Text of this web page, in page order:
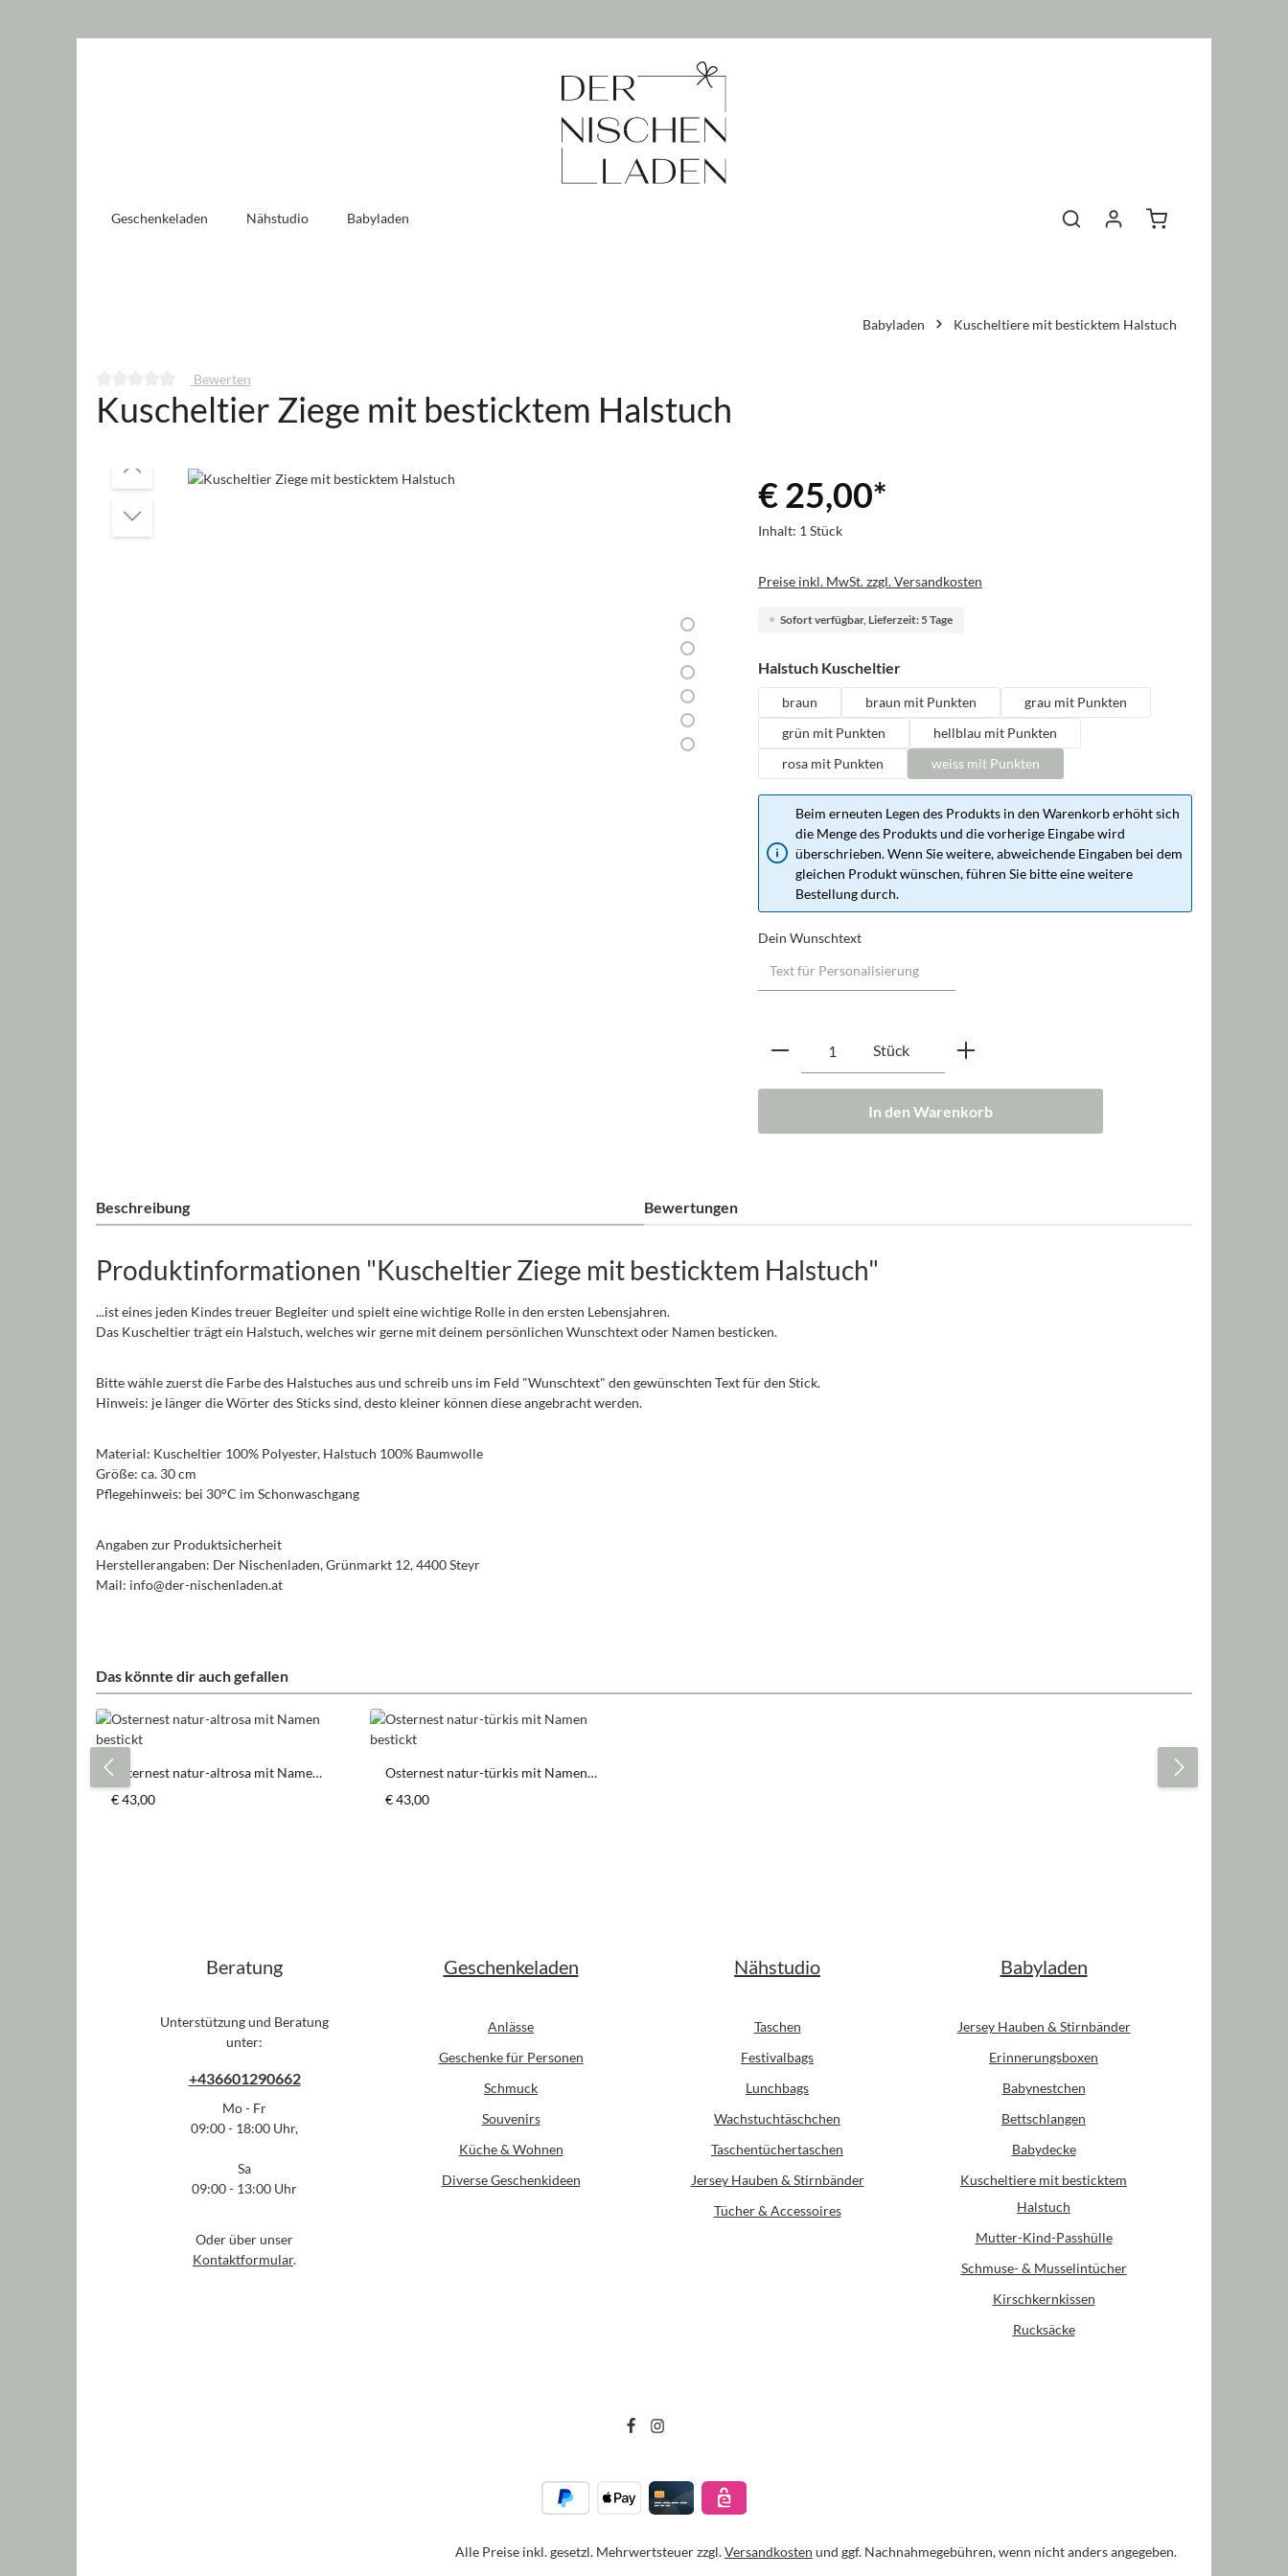
Geschenkeladen Nähstudio Babyladen
Warenkorb enthält 0
Babyladen Kuscheltiere mit besticktem Halstuch
Durchschnittliche Bewertung von 0 von 5 Sternen
Bewerten
Kuscheltier Ziege mit besticktem Halstuch
Bildergalerie überspringen € 25,00*
Inhalt: 1 Stück
Preise inkl. MwSt. zzgl. Versandkosten
Sofort verfügbar, Lieferzeit: 5 Tage
Halstuch Kuscheltierauswählen
braun braun mit Punkten
grau mit Punkten
grün mit Punkten
hellblau mit Punkten
rosa mit Punkten
weiss mit Punkten
Beim erneuten Legen des Produkts in den Warenkorb erhöht sich
die Menge des Produkts und die vorherige Eingabe wird
überschrieben. Wenn Sie weitere, abweichende Eingaben bei dem
gleichen Produkt wünschen, führen Sie bitte eine weitere
Bestellung durch.
Dein Wunschtext
Produkt Anzahl: Gib den gewünschten Wert ein
Stück
In den Warenkorb
Beschreibung Bewertungen
Produktinformationen "Kuscheltier Ziege mit besticktem Halstuch"
...ist eines jeden Kindes treuer Begleiter und spielt eine wichtige Rolle in den ersten Lebensjahren.
Das Kuscheltier trägt ein Halstuch, welches wir gerne mit deinem persönlichen Wunschtext oder Namen besticken.
Bitte wähle zuerst die Farbe des Halstuches aus und schreib uns im Feld "Wunschtext" den gewünschten Text für den Stick.
Hinweis: je länger die Wörter des Sticks sind, desto kleiner können diese angebracht werden.
Material: Kuscheltier 100% Polyester, Halstuch 100% Baumwolle
Größe: ca. 30 cm
Pflegehinweis: bei 30°C im Schonwaschgang
Angaben zur Produktsicherheit
Herstellerangaben: Der Nischenladen, Grünmarkt 12, 4400 Steyr
Mail: info@der-nischenladen.at
Das könnte dir auch gefallen
Produktgalerie überspringen
Osternest natur-altrosa mit Namen
bestickt
Regulärer Preis:
€ 43,00
Osternest natur-türkis mit Namen
Regulärer Preis:
€ 43,00
Beratung
Unterstützung und Beratung
unter:
+436601290662
Mo - Fr
09:00 - 18:00 Uhr,
Sa
09:00 - 13:00 Uhr
Oder über unser
Kontaktformular.
Geschenkeladen
Anlässe
Geschenke für Personen
Schmuck
Souvenirs
Küche & Wohnen
Diverse Geschenkideen
Nähstudio
Taschen
Festivalbags
Lunchbags
Wachstuchtäschchen
Taschentüchertaschen
Jersey Hauben & Stirnbänder
Tücher & Accessoires
Babyladen
Jersey Hauben & Stirnbänder
Erinnerungsboxen
Babynestchen
Bettschlangen
Babydecke
Kuscheltiere mit besticktem
Halstuch
Mutter-Kind-Passhülle
Schmuse- & Musselintücher
Kirschkernkissen
Rucksäcke
Alle Preise inkl. gesetzl. Mehrwertsteuer zzgl.Versandkosten und ggf. Nachnahmegebühren, wenn nicht anders angegeben.